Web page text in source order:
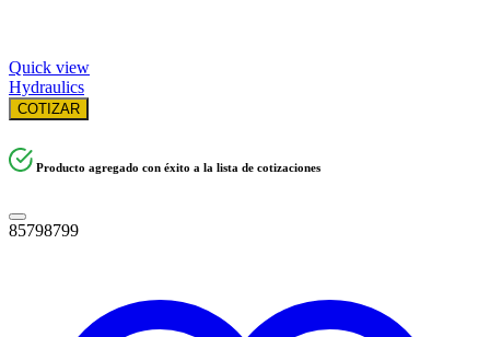
Quick view
Hydraulics
COTIZAR
Producto agregado con éxito a la lista de cotizaciones
85798799